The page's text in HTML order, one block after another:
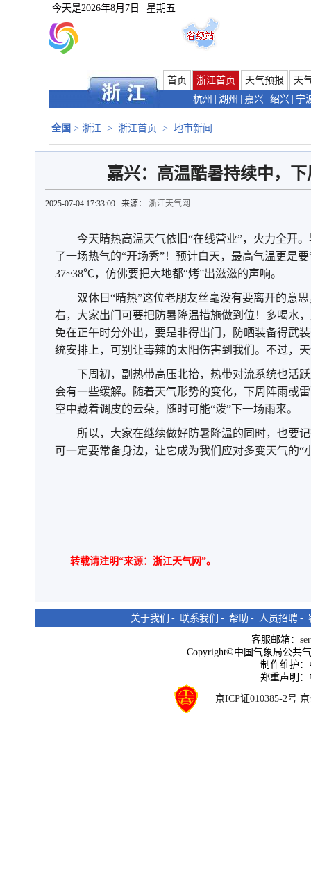
今天是2026年8月7日 星期五
首页 浙江首页 天气预报
天
杭州
湖州 嘉兴 绍兴 宁
全国 > 浙江 > 浙江首页 > 地市新闻
嘉兴：高温酷暑持续中，
2025-07-04 17:33:09 来源： 浙江天气网
今天晴热高温天气依旧“在线营业”，火力全开
了一场热气的“开场秀”！预计白天，最高气温更是
37~38℃，仿佛要把大地都“烤”出滋滋的声响。
双休日“晴热”这位老朋友丝毫没有要离开的意
右，大家出门可要把防暑降温措施做到位！多喝水
免在正午时分外出，要是非得出门，防晒装备得武
统安排上，可别让毒辣的太阳伤害到我们。不过，
下周初，副热带高压北抬，热带对流系统也活
会有一些缓解。随着天气形势的变化，下周阵雨或
空中藏着调皮的云朵，随时可能“泼”下一场雨来。
所以，大家在继续做好防暑降温的同时，也要
可一定要常备身边，让它成为我们应对多变天气的“
转载请注明“来源：浙江天气网”。
大自然的顶级配色 当小鸟与荷花同框 可爱值拉满
关于我们 - 联系我们 - 帮助 - 人员招聘 -
客服邮箱：
Copyright©中国气象局公共
制作维护
郑重声明
京ICP证010385-2号